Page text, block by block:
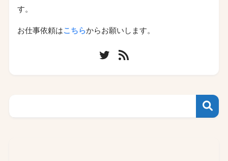
す。
お仕事依頼はこちらからお願いします。